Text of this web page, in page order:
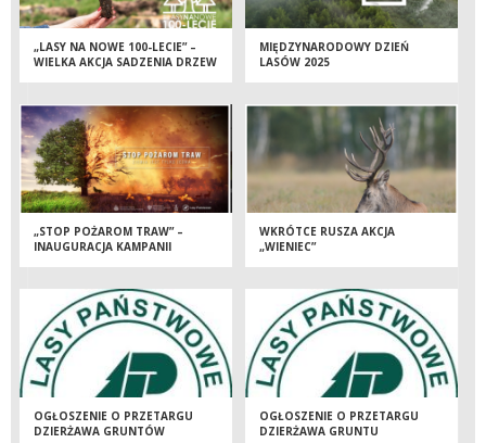
„LASY NA NOWE 100-LECIE” –
WIELKA AKCJA SADZENIA DRZEW
MIĘDZYNARODOWY DZIEŃ
LASÓW 2025
„STOP POŻAROM TRAW” –
INAUGURACJA KAMPANII
WKRÓTCE RUSZA AKCJA
„WIENIEC”
OGŁOSZENIE O PRZETARGU
DZIERŻAWA GRUNTÓW
OGŁOSZENIE O PRZETARGU
DZIERŻAWA GRUNTU